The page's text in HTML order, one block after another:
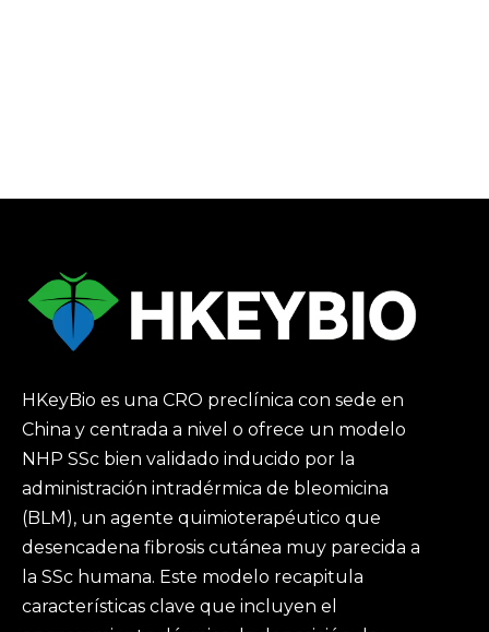
HKeyBio es una CRO preclínica con sede en
China y centrada a nivel o ofrece un modelo
NHP SSc bien validado inducido por la
administración intradérmica de bleomicina
(BLM), un agente quimioterapéutico que
desencadena fibrosis cutánea muy parecida a
la SSc humana. Este modelo recapitula
características clave que incluyen el